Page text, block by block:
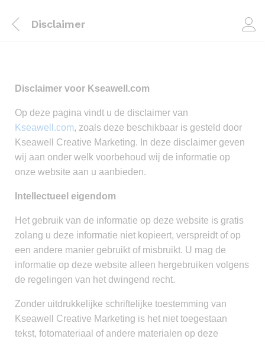
Disclaimer
Disclaimer voor Kseawell.com
Op deze pagina vindt u de disclaimer van
Kseawell.com, zoals deze beschikbaar is gesteld door
Kseawell Creative Marketing. In deze disclaimer geven
wij aan onder welk voorbehoud wij de informatie op
onze website aan u aanbieden.
Intellectueel eigendom
Het gebruik van de informatie op deze website is gratis
zolang u deze informatie niet kopieert, verspreidt of op
een andere manier gebruikt of misbruikt. U mag de
informatie op deze website alleen hergebruiken volgens
de regelingen van het dwingend recht.
Zonder uitdrukkelijke schriftelijke toestemming van
Kseawell Creative Marketing is het niet toegestaan
tekst, fotomateriaal of andere materialen op deze